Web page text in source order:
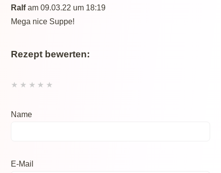
Ralfam 09.03.22 um 18:19
Mega nice Suppe!
Rezept bewerten:
Name
E-Mail
★ ★ ★ ★ ★